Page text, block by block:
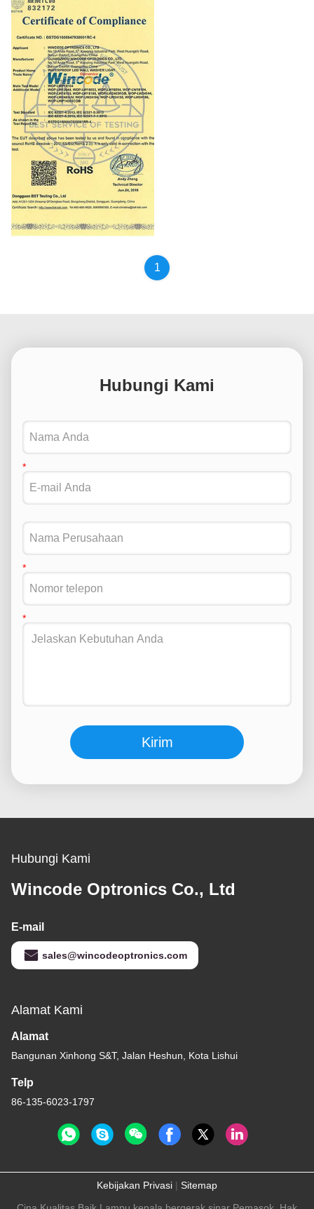
1
Hubungi Kami
Kirim
Hubungi Kami
Wincode Optronics Co., Ltd
E-mail
sales@wincodeoptronics.com
Alamat Kami
Alamat
Bangunan Xinhong S&T, Jalan Heshun, Kota Lishui
Telp
86-135-6023-1797
Kebijakan Privasi | Sitemap